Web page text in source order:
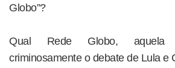
Globo”?
Qual Rede Globo, aquela
criminosamente o debate de Lula e